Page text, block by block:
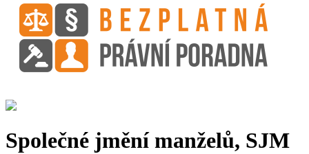
Společné jmění manželů, SJM